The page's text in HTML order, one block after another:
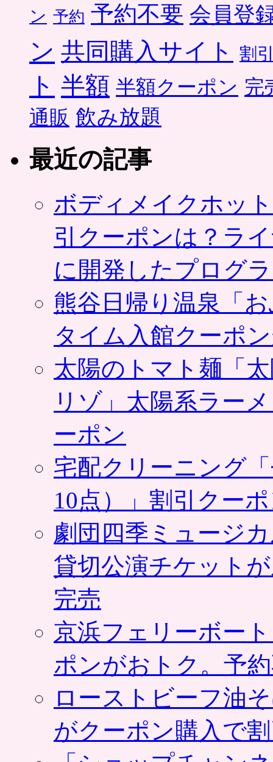
ン 予約 予約不要 会員登
ン 共同購入サイト 割
ト 半額 半額クーポン 完
通販 飲み放題
最近の記事
ボディメイクホッ
引クーポンは？ラ
に開発したプログ
熊谷日帰り温泉「
タイム入館クーポ
太陽のトマト麺「
リゾ」太陽系ラー
ーポン
宅配クリーニング
10点）」割引クー
劇団四季ミュージ
貸切公演チケット
完売
京浜フェリーボー
ポンがおトク。予
ローストビーフ油
がクーポン購入で